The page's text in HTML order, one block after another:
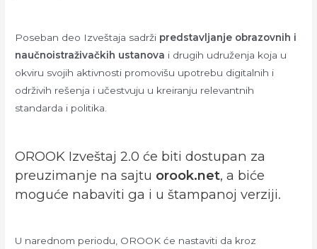
Poseban deo Izveštaja sadrži predstavljanje obrazovnih i
naučnoistraživačkih ustanova i drugih udruženja koja u
okviru svojih aktivnosti promovišu upotrebu digitalnih i
održivih rešenja i učestvuju u kreiranju relevantnih
standarda i politika.
OROOK Izveštaj 2.0 će biti dostupan za
preuzimanje na sajtu orook.net, a biće
moguće nabaviti ga i u štampanoj verziji.
U narednom periodu, OROOK će nastaviti da kroz